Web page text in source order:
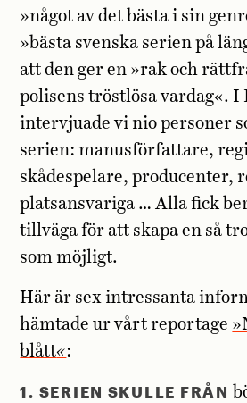
»något av det bästa i sin
»bästa svenska serien på
att den ger en »rak och
polisens tröstlösa vardag«. I
intervjuade vi nio personer
serien: manusförfattare,
skådespelare, producenter,
platsansvariga … Alla fick
tillväga för att skapa en så
som möjligt.
Här är sex intressanta
hämtade ur vårt reportage
blått«:
1. SERIEN SKULLE FRÅN